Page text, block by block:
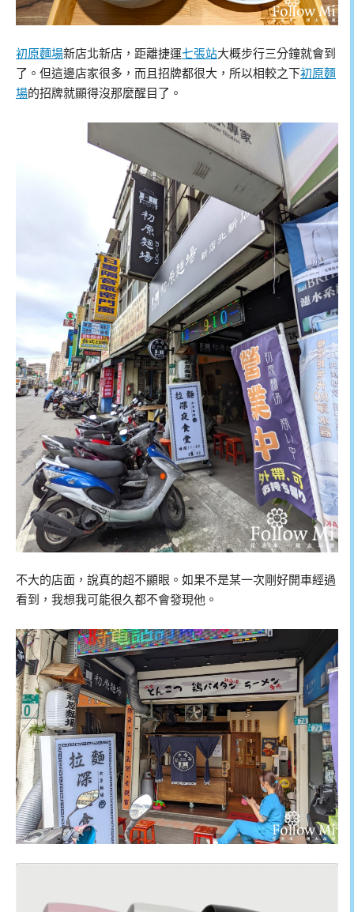
初原麵場新店北新店，距離捷運七張站大概步行三分鐘就會到
了。但這邊店家很多，而且招牌都很大，所以相較之下初原麵
場的招牌就顯得沒那麼醒目了。
不大的店面，說真的超不顯眼。如果不是某一次剛好開車經過
看到，我想我可能很久都不會發現他。